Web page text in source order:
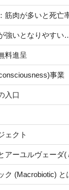
筋肉が多いと死亡
強いとなりやすい
料進呈
事業
入口
ェクト
アーユルヴェーダ
ク (Macrobiotic) と